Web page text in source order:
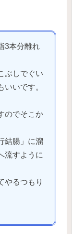
3本分離れ
ぶしでぐい
いです。
のでそこか
結腸」に溜
流すように
やるつもり